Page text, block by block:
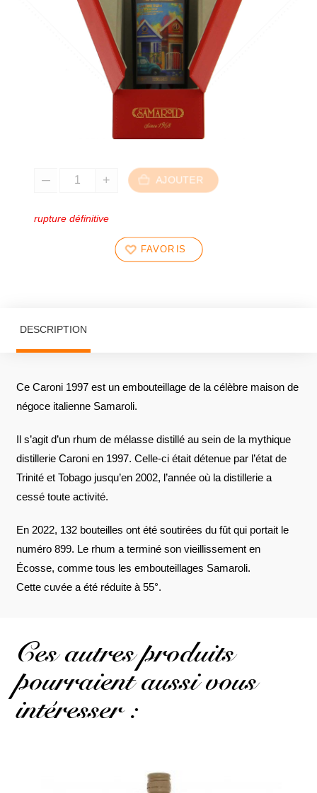
AJOUTER
rupture définitive
FAVORIS
DESCRIPTION
Ce Caroni 1997 est un embouteillage de la célèbre maison de
négoce italienne Samaroli.
Il s’agit d’un rhum de mélasse distillé au sein de la mythique
distillerie Caroni en 1997. Celle-ci était détenue par l’état de
Trinité et Tobago jusqu’en 2002, l’année où la distillerie a
cessé toute activité.
En 2022, 132 bouteilles ont été soutirées du fût qui portait le
numéro 899. Le rhum a terminé son vieillissement en
Écosse, comme tous les embouteillages Samaroli.
Cette cuvée a été réduite à 55°.
Ces autres produits
pourraient aussi vous
intéresser :